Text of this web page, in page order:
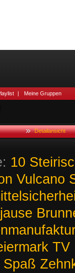
| Meine Gruppen
Detailansicht
10
Vulcano
TV
Spaß